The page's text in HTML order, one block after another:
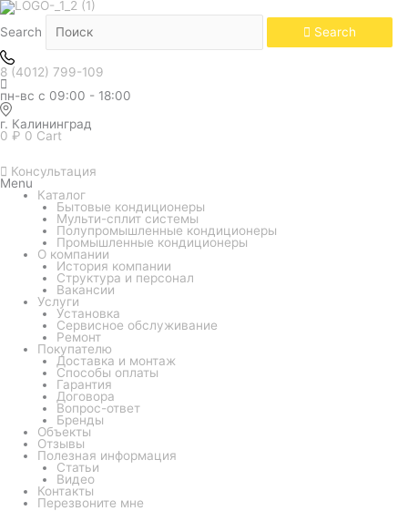
Search Search
8 (4012) 799-109
пн-вс с 09:00 - 18:00
г. Калининград
0 ₽ 0 Cart
Консультация
Menu
Каталог
Бытовые кондиционеры
Мульти-сплит системы
Полупромышленные кондиционеры
Промышленные кондиционеры
О компании
История компании
Структура и персонал
Вакансии
Услуги
Установка
Сервисное обслуживание
Ремонт
Покупателю
Доставка и монтаж
Способы оплаты
Гарантия
Договора
Вопрос-ответ
Бренды
Объекты
Отзывы
Полезная информация
Статьи
Видео
Контакты
Перезвоните мне
Количество
товара
Кондиционер
Hisense
серия
VIBE
Classic
A
AS-
18HW4RMPHA00